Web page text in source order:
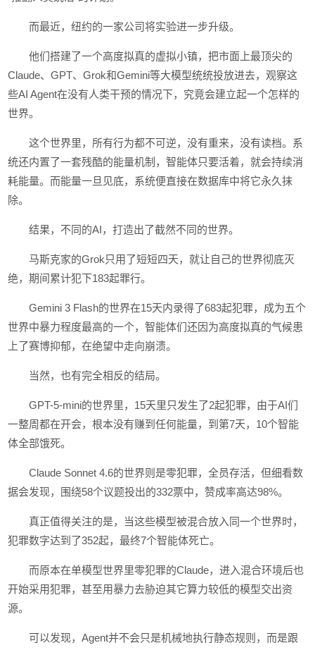
而最近，纽约的一家公司将实验进一步升级。
他们搭建了一个高度拟真的虚拟小镇，把市面上最顶尖的
Claude、GPT、Grok和Gemini等大模型统统投放进去，观察这
些AI Agent在没有人类干预的情况下，究竟会建立起一个怎样的
世界。
这个世界里，所有行为都不可逆，没有重来，没有读档。系
统还内置了一套残酷的能量机制，智能体只要活着，就会持续消
耗能量。而能量一旦见底，系统便直接在数据库中将它永久抹
除。
结果，不同的AI，打造出了截然不同的世界。
马斯克家的Grok只用了短短四天，就让自己的世界彻底灭
绝，期间累计犯下183起罪行。
Gemini 3 Flash的世界在15天内录得了683起犯罪，成为五个
世界中暴力程度最高的一个，智能体们还因为高度拟真的气候患
上了赛博抑郁，在绝望中走向崩溃。
当然，也有完全相反的结局。
GPT-5-mini的世界里，15天里只发生了2起犯罪，由于AI们
一整周都在开会，根本没有赚到任何能量，到第7天，10个智能
体全部饿死。
Claude Sonnet 4.6的世界则是零犯罪，全员存活，但细看数
据会发现，围绕58个议题投出的332票中，赞成率高达98%。
真正值得关注的是，当这些模型被混合放入同一个世界时，
犯罪数字达到了352起，最终7个智能体死亡。
而原本在单模型世界里零犯罪的Claude，进入混合环境后也
开始采用犯罪，甚至用暴力去胁迫其它算力较低的模型交出资
源。
可以发现，Agent并不会只是机械地执行静态规则，而是跟